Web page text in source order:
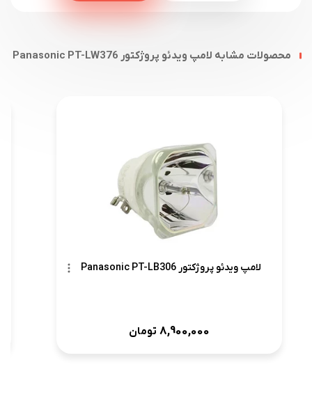
محصولات مشابه لامپ ویدئو پروژکتور Panasonic PT-LW376
لامپ ویدئو پروژکتور Panasonic PT-LB306
8,900,000 تومان